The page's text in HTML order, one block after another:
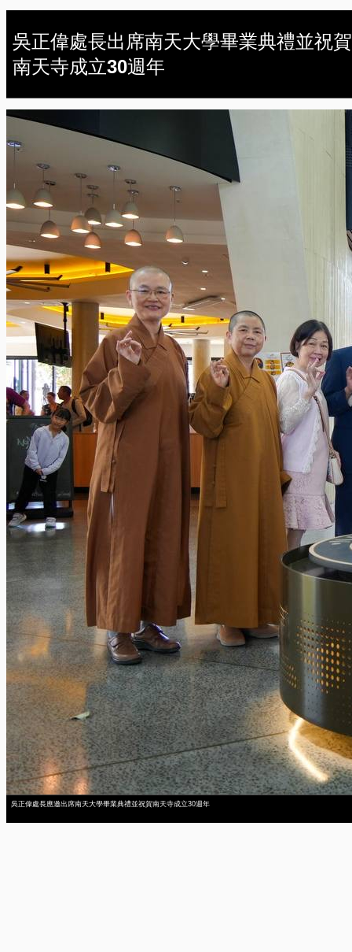
吳正偉處長出席南天大學畢業典禮並祝賀
南天寺成立30週年
吳正偉處長應邀出席南天大學畢業典禮並祝賀南天寺成立30週年